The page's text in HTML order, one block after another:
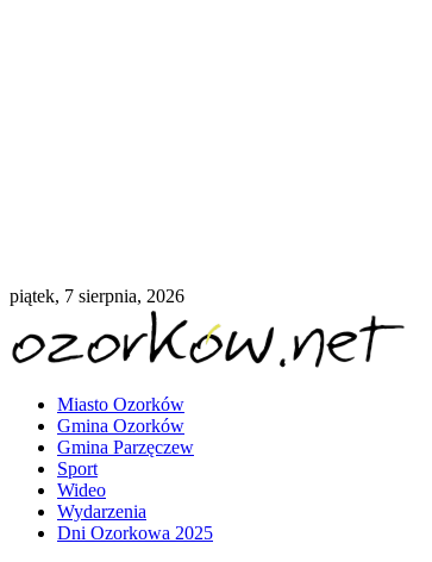
piątek, 7 sierpnia, 2026
Miasto Ozorków
Gmina Ozorków
Gmina Parzęczew
Sport
Wideo
Wydarzenia
Dni Ozorkowa 2025